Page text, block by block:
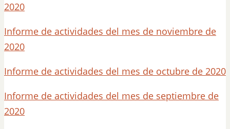
2020
Informe de actividades del mes de noviembre de
2020
Informe de actividades del mes de octubre de 2020
Informe de actividades del mes de septiembre de
2020